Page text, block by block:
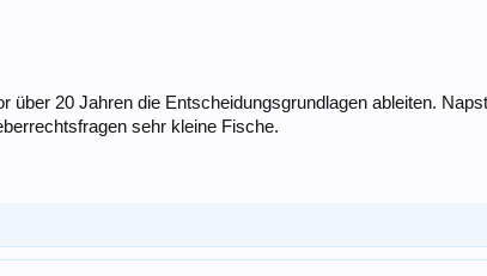
20 Jahren die Entscheidungsgrundlagen ableiten.
sehr kleine Fische.